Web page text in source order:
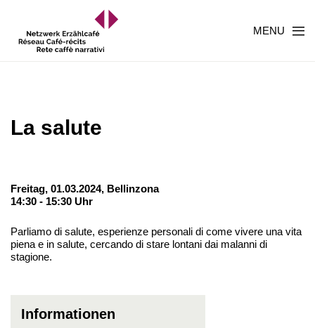
MENU
La salute
Freitag, 01.03.2024, Bellinzona
14:30 - 15:30 Uhr
Parliamo di salute, esperienze personali di come vivere una vita
piena e in salute, cercando di stare lontani dai malanni di
stagione.
Informationen